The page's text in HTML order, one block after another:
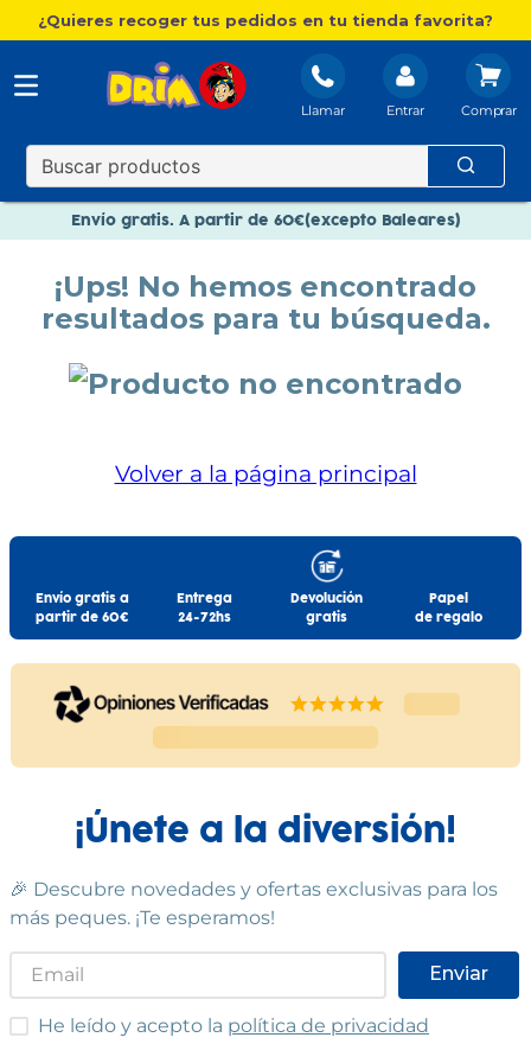
¿Quieres recoger tus pedidos en tu tienda favorita?
Llamar Entrar
Envío gratis. A partir de 60€(excepto Baleares)
Nuevo catálogo Aire Libre
Paga en 3 plazos sin intereses
¡Ups! No hemos encontrado
resultados para tu búsqueda.
Volver a la página principal
Envío gratis a
partir de 60€
Entrega
24-72hs
Devolución
gratis
Papel
de regalo
¡Únete a la diversión!
🎉 Descubre novedades y ofertas exclusivas para los
más peques. ¡Te esperamos!
Enviar
He leído y acepto las condiciones
He leído y acepto la política de privacidad